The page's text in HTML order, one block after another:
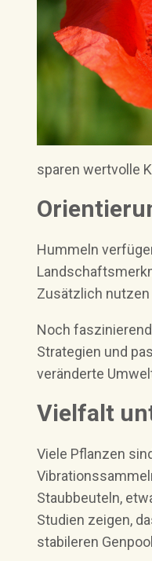
sparen wertvolle
Hummeln
Zusätzlich
Noch
Strategien und
veränderte
Vielfalt
Viele Pflanzen
Staubbeuteln,
Studien zeigen,
stabileren